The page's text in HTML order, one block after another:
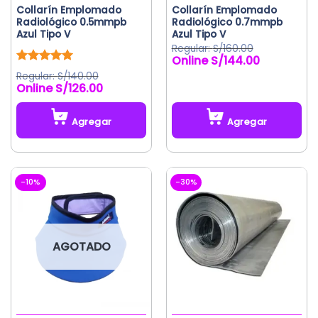
Collarín Emplomado
Radiológico 0.5mmpb
Azul Tipo V
Valorado
con5.00
de 5
S/140.00
El
precio
S/140.00.
S/126.00El
precio
es:
S/126.00.
Agregar
Collarín Emplomado
Radiológico 0.7mmpb
Azul Tipo V
S/160.00
El
S/160.00.
S/144.00El
S/144.00.
Agregar
-10%
AGOTADO
-30%